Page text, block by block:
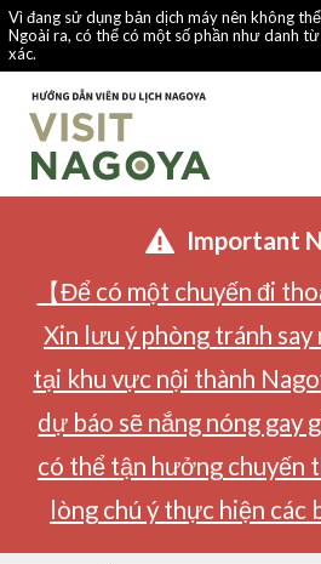
Vì đang sử dụng bản dịch máy nên không
Ngoài ra, có thể có một số phần như danh
xác.
Important
【Để có một chuyến đi
Xin lưu ý phòng tránh say
tại khu vực nội thành
dự báo sẽ nắng nóng gay
có thể tận hưởng chuyến
lòng chú ý thực hiện các